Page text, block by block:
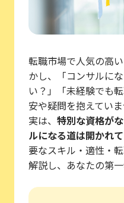
転職市場で人気の高
かし、「コンサルに
い？」「未経験でも
安や疑問を抱えてい
実は、 特別な資格が
ルになる道は開かれ
要なスキル・適性・
解説し、あなたの第